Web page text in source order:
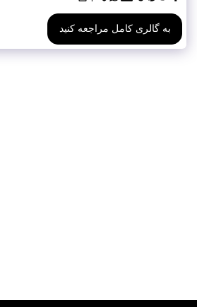
به گالری کامل مراجعه کنید